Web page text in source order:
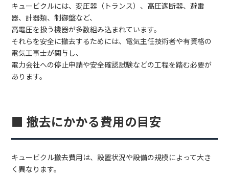
キュービクルには、変圧器（トランス）、高圧遮断器、避雷
器、計器類、制御盤など、
高電圧を扱う機器が多数組み込まれています。
それらを安全に撤去するためには、電気主任技術者や有資格の
電気工事士が関与し、
電力会社への停止申請や安全確認試験などの工程を踏む必要が
あります。
■ 撤去にかかる費用の目安
キュービクル撤去費用は、設置状況や設備の規模によって大き
く異なります。